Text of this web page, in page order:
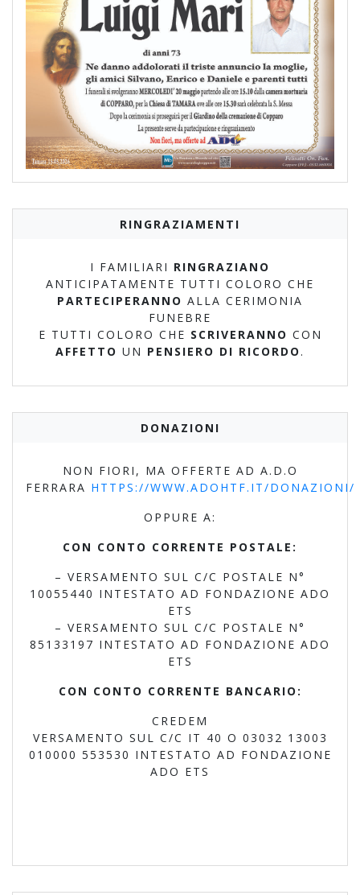
RINGRAZIAMENTI
I FAMILIARI RINGRAZIANO
ANTICIPATAMENTE TUTTI COLORO CHE
PARTECIPERANNO ALLA CERIMONIA
FUNEBRE
E TUTTI COLORO CHE SCRIVERANNO CON
AFFETTO UN PENSIERO DI RICORDO .
DONAZIONI
NON FIORI, MA OFFERTE AD A.D.O
FERRARA HTTPS://WWW.ADOHTF.IT/DONAZIONI/
OPPURE A:
CON CONTO CORRENTE POSTALE:
– VERSAMENTO SUL C/C POSTALE N°
10055440 INTESTATO AD FONDAZIONE ADO
ETS
– VERSAMENTO SUL C/C POSTALE N°
85133197 INTESTATO AD FONDAZIONE ADO
ETS
CON CONTO CORRENTE BANCARIO:
CREDEM
VERSAMENTO SUL C/C IT 40 O 03032 13003
010000 553530 INTESTATO AD FONDAZIONE
ADO ETS